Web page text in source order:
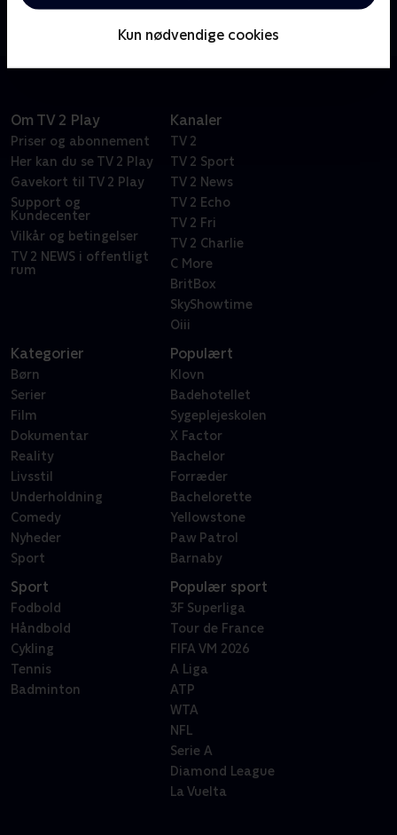
Kun nødvendige cookies
gudforældre er, ivrige efter at hjælpe - men
forårsager ofte flere problemer, end de løser!
Om TV 2 Play
Priser og abonnement
Her kan du se TV 2 Play
Gavekort til TV 2 Play
Support og
Kundecenter
Vilkår og betingelser
TV 2 NEWS i offentligt
rum
Kanaler
TV 2
TV 2 Sport
TV 2 News
TV 2 Echo
TV 2 Fri
TV 2 Charlie
C More
BritBox
SkyShowtime
Oiii
Kategorier
Børn
Serier
Film
Dokumentar
Reality
Livsstil
Underholdning
Comedy
Nyheder
Sport
Populært
Klovn
Badehotellet
Sygeplejeskolen
X Factor
Bachelor
Forræder
Bachelorette
Yellowstone
Paw Patrol
Barnaby
Sport
Fodbold
Håndbold
Cykling
Tennis
Badminton
Populær sport
3F Superliga
Tour de France
FIFA VM 2026
A Liga
ATP
WTA
NFL
Serie A
Diamond League
La Vuelta